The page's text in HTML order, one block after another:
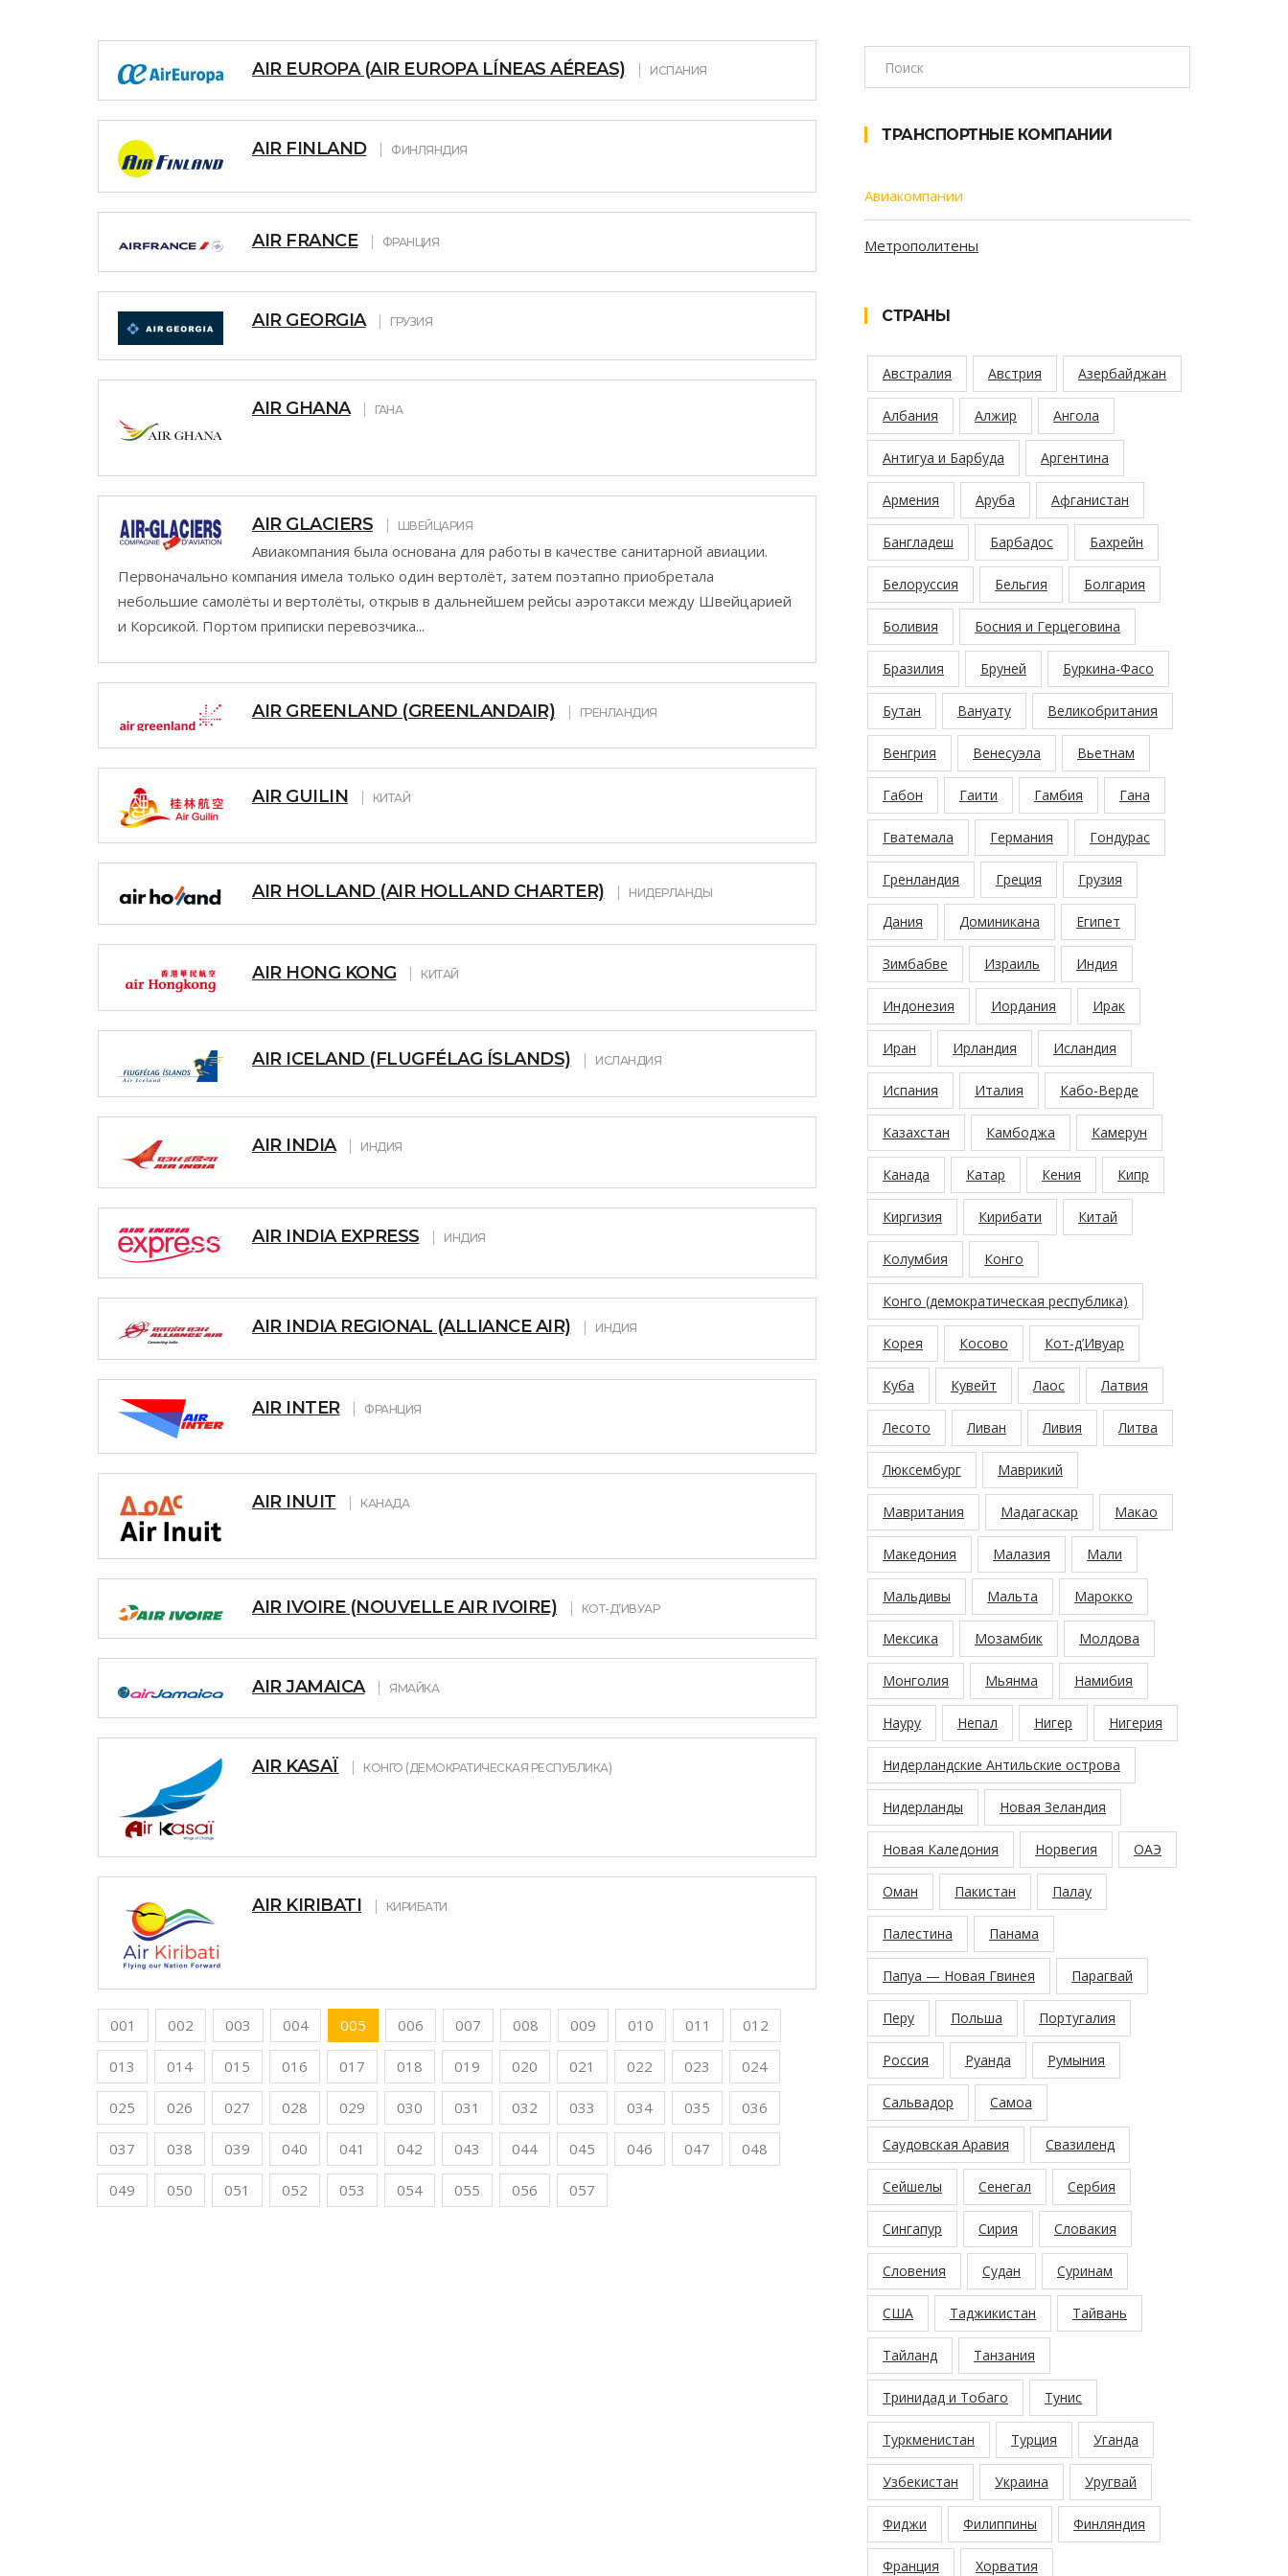
AIR EUROPA (AIR EUROPA LÍNEAS AÉREAS) ИСПАНИЯ
AIR FINLAND ФИНЛЯНДИЯ
AIR FRANCE ФРАНЦИЯ
AIR GEORGIA ГРУЗИЯ
AIR GHANA ГАНА
AIR GLACIERS ШВЕЙЦАРИЯ
Авиакомпания была основана для работы в качестве санитарной авиации.
Первоначально компания имела только один вертолёт, затем поэтапно приобретала
небольшие самолёты и вертолёты, открыв в дальнейшем рейсы аэротакси между Швейцарией
и Корсикой. Портом приписки перевозчика...
AIR GREENLAND (GREENLANDAIR) ГРЕНЛАНДИЯ
AIR GUILIN КИТАЙ
AIR HOLLAND (AIR HOLLAND CHARTER) НИДЕРЛАНДЫ
AIR HONG KONG КИТАЙ
AIR ICELAND (FLUGFÉLAG ÍSLANDS) ИСЛАНДИЯ
AIR INDIA ИНДИЯ
AIR INDIA EXPRESS ИНДИЯ
AIR INDIA REGIONAL (ALLIANCE AIR) ИНДИЯ
AIR INTER ФРАНЦИЯ
AIR INUIT КАНАДА
AIR IVOIRE (NOUVELLE AIR IVOIRE) КОТ-Д’ИВУАР
AIR JAMAICA ЯМАЙКА
AIR KASAÏ КОНГО (ДЕМОКРАТИЧЕСКАЯ РЕСПУБЛИКА)
AIR KIRIBATI КИРИБАТИ
001 002 003 004 005 006 007 008 009 010 011 012
013 014 015 016 017 018 019 020 021 022 023 024
025 026 027 028 029 030 031 032 033 034 035 036
037 038 039 040 041 042 043 044 045 046 047 048
049 050 051 052 053 054 055 056 057
ТРАНСПОРТНЫЕ КОМПАНИИ
Авиакомпании
Метрополитены
СТРАНЫ
Австралия Австрия Азербайджан
Албания Алжир Ангола
Антигуа и Барбуда Аргентина
Армения Аруба Афганистан
Бангладеш Барбадос Бахрейн
Белоруссия Бельгия Болгария
Боливия Босния и Герцеговина
Бразилия Бруней Буркина-Фасо
Бутан Вануату Великобритания
Венгрия Венесуэла Вьетнам
Габон Гаити Гамбия Гана
Гватемала Германия Гондурас
Гренландия Греция Грузия
Дания Доминикана Египет
Зимбабве Израиль Индия
Индонезия Иордания Ирак
Иран Ирландия Исландия
Испания Италия Кабо-Верде
Казахстан Камбоджа Камерун
Канада Катар Кения Кипр
Киргизия Кирибати Китай
Колумбия Конго
Конго (демократическая республика)
Корея Косово Кот-д’Ивуар
Куба Кувейт Лаос Латвия
Лесото Ливан Ливия Литва
Люксембург Маврикий
Мавритания Мадагаскар Макао
Македония Малазия Мали
Мальдивы Мальта Марокко
Мексика Мозамбик Молдова
Монголия Мьянма Намибия
Науру Непал Нигер Нигерия
Нидерландские Антильские острова
Нидерланды Новая Зеландия
Новая Каледония Норвегия ОАЭ
Оман Пакистан Палау
Палестина Панама
Папуа — Новая Гвинея Парагвай
Перу Польша Португалия
Россия Руанда Румыния
Сальвадор Самоа
Саудовская Аравия Свазиленд
Сейшелы Сенегал Сербия
Сингапур Сирия Словакия
Словения Судан Суринам
США Таджикистан Тайвань
Тайланд Танзания
Тринидад и Тобаго Тунис
Туркменистан Турция Уганда
Узбекистан Украина Уругвай
Фиджи Филиппины Финляндия
Франция Хорватия